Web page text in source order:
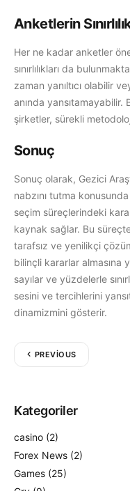
Anketlerin
Her ne kadar anketler
sınırlılıkları da
zaman yanıltıcı olabilir
anında yansıtamayabilir.
şirketler, sürekli
Sonuç
Sonuç olarak, Gezici
nabzını tutma
seçim süreçlerindeki
kaynak sağlar. Bu
tarafsız ve yenilikçi
bilinçli kararlar almasına
sayılar ve yüzdelerle
sesini ve tercihlerini
dinamizmini gösterir.
Yazı
gezinmesi
PREVIOUS
Kategoriler
casino (2)
Forex News (2)
Games (25)